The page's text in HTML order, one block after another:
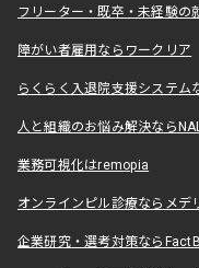
フリーター・既卒・未経験の
障がい者雇用ならワークリア
らくらく入退院支援システム
人と組織のお悩み解決なら
業務可視化はremopia
オンラインピル診療ならメデ
企業研究・選考対策なら